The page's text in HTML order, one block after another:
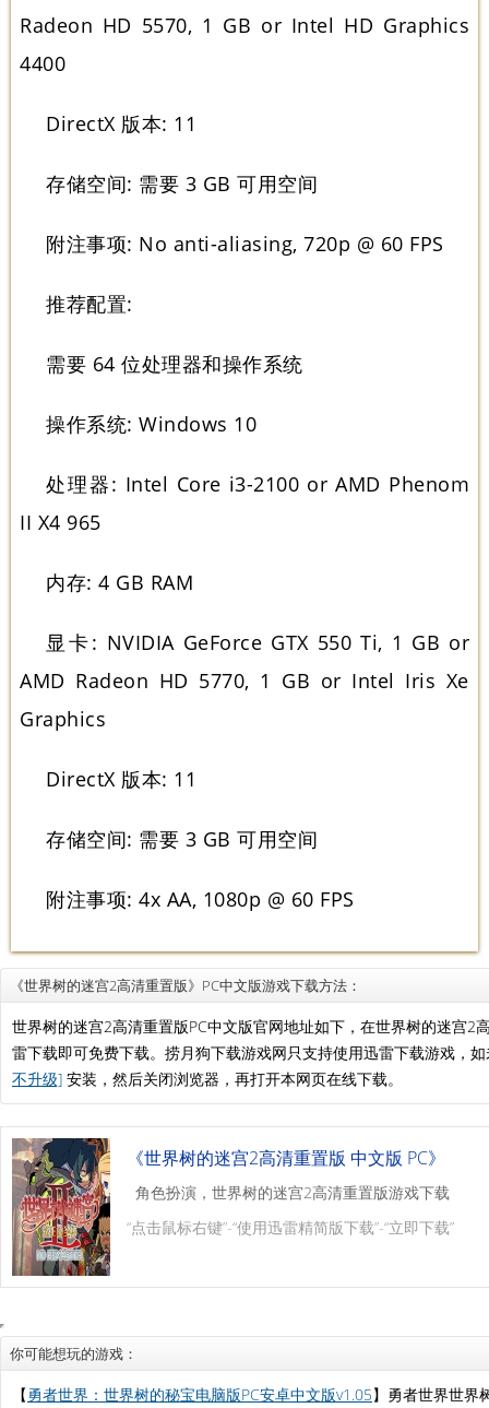
Radeon HD 5570, 1 GB or Intel HD Graphics
4400
DirectX 版本: 11
存储空间: 需要 3 GB 可用空间
附注事项: No anti-aliasing, 720p @ 60 FPS
推荐配置:
需要 64 位处理器和操作系统
操作系统: Windows 10
处理器: Intel Core i3-2100 or AMD Phenom
II X4 965
内存: 4 GB RAM
显卡: NVIDIA GeForce GTX 550 Ti, 1 GB or
AMD Radeon HD 5770, 1 GB or Intel Iris Xe
Graphics
DirectX 版本: 11
存储空间: 需要 3 GB 可用空间
附注事项: 4x AA, 1080p @ 60 FPS
《世界树的迷宫2高清重置版》PC中文版游戏下载方法：
世界树的迷宫2高清重置版PC中文版官网地址如下，在世界树的迷宫2
雷下载即可免费下载。捞月狗下载游戏网只支持使用迅雷下载游戏，
不升级] 安装，然后关闭浏览器，再打开本网页在线下载。
《世界树的迷宫2高清重置版 中文版 PC》
角色扮演，世界树的迷宫2高清重置版游戏下载
“点击鼠标右键”-“使用迅雷精简版下载”-“立即下载”
你可能想玩的游戏：
【勇者世界：世界树的秘宝电脑版PC安卓中文版v1.05】勇者世界世